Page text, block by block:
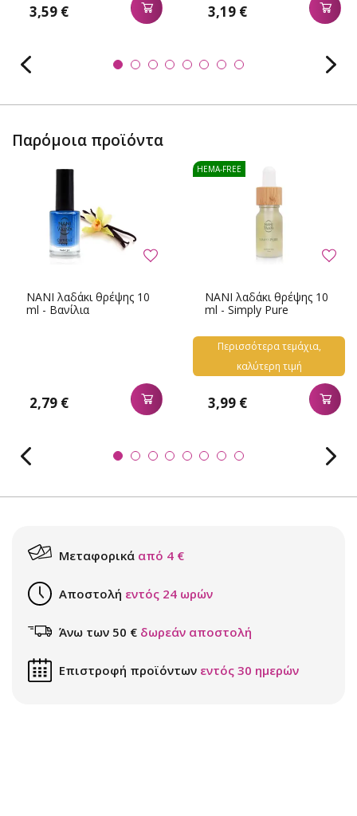
3,59 € 3,19 €
Παρόμοια προϊόντα
NANI λαδάκι θρέψης 10
ml - Βανίλια
2,79 €
NANI λαδάκι θρέψης 10
ml - Simply Pure
Περισσότερα τεμάχια,
καλύτερη τιμή
3,99 €
HEMA-FREE
Μεταφορικά από 4 €
Αποστολή εντός 24 ωρών
Άνω των 50 € δωρεάν αποστολή
Επιστροφή προϊόντων εντός 30 ημερών